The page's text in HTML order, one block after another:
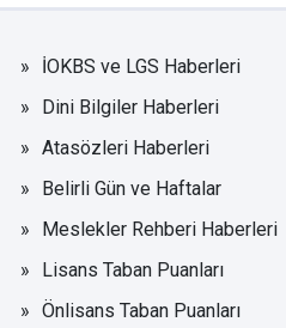
İOKBS ve LGS Haberleri
Dini Bilgiler Haberleri
Atasözleri Haberleri
Belirli Gün ve Haftalar
Meslekler Rehberi Haberleri
Lisans Taban Puanları
Önlisans Taban Puanları